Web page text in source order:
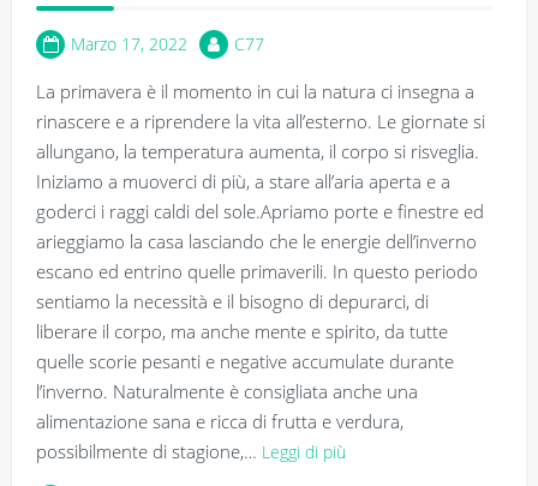
Marzo 17, 2022 C77
La primavera è il momento in cui la natura ci insegna a
rinascere e a riprendere la vita all’esterno. Le giornate si
allungano, la temperatura aumenta, il corpo si risveglia.
Iniziamo a muoverci di più, a stare all’aria aperta e a
goderci i raggi caldi del sole.Apriamo porte e finestre ed
arieggiamo la casa lasciando che le energie dell’inverno
escano ed entrino quelle primaverili. In questo periodo
sentiamo la necessità e il bisogno di depurarci, di
liberare il corpo, ma anche mente e spirito, da tutte
quelle scorie pesanti e negative accumulate durante
l’inverno. Naturalmente è consigliata anche una
alimentazione sana e ricca di frutta e verdura,
possibilmente di stagione,… Leggi di più